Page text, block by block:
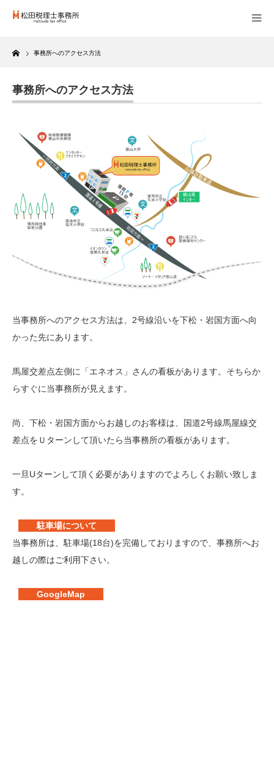
Home
事務所へのアクセス方法
事務所へのアクセス方法
当事務所へのアクセス方法は、2号線沿いを下松・岩国方面へ向
かった先にあります。
馬屋交差点左側に「エネオス」さんの看板があります。そちらか
らすぐに当事務所が見えます。
尚、下松・岩国方面からお越しのお客様は、国道2号線馬屋線交
差点をＵターンして頂いたら当事務所の看板があります。
一旦Uターンして頂く必要がありますのでよろしくお願い致しま
す。
駐車場について
当事務所は、駐車場(18台)を完備しておりますので、事務所へお
越しの際はご利用下さい。
GoogleMap